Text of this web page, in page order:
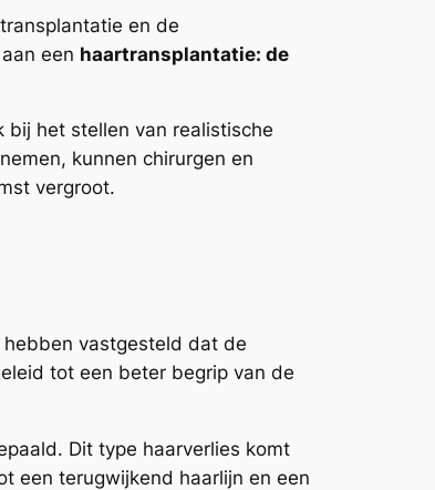
en de
een haartransplantatie: de
bij het stellen van realistische
kunnen chirurgen en
vergroot.
vastgesteld dat de
tot een beter begrip van de
Dit type haarverlies komt
een terugwijkend haarlijn en een